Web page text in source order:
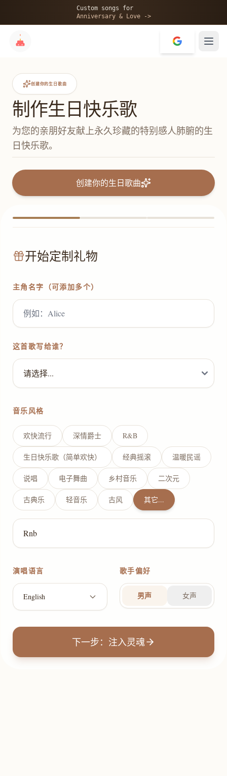
Custom songs for
Anniversary & Love ->
创建你的生日歌曲
制作生日快乐歌
为您的亲朋好友献上永久珍藏的特别感人肺腑的生
日快乐歌。
创建你的生日歌曲
开始定制礼物
主角名字（可添加多个）
这首歌写给谁？
音乐风格
欢快流行 深情爵士 R&B
生日快乐歌（简单欢快） 经典摇滚 温暖民谣
说唱 电子舞曲 乡村音乐 二次元
古典乐 轻音乐 古风 其它...
演唱语言
English
歌手偏好
男声 女声
下一步：注入灵魂